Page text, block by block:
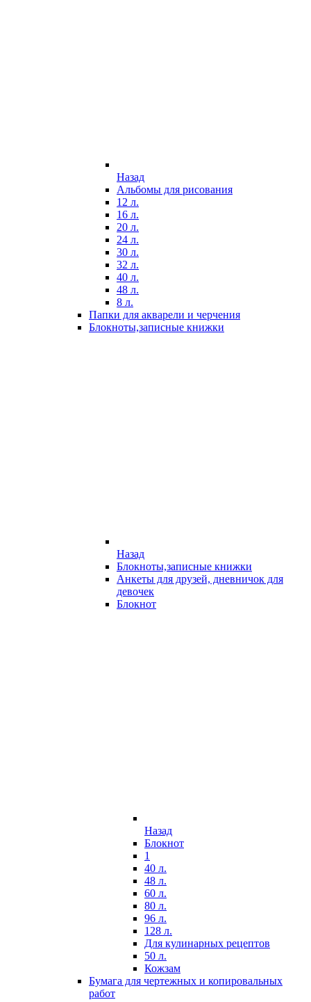
Назад
Альбомы для рисования
12 л.
16 л.
20 л.
24 л.
30 л.
32 л.
40 л.
48 л.
8 л.
Папки для акварели и черчения
Блокноты,записные книжки
Назад
Блокноты,записные книжки
Анкеты для друзей, дневничок для
девочек
Блокнот
Назад
Блокнот
1
40 л.
48 л.
60 л.
80 л.
96 л.
128 л.
Для кулинарных рецептов
50 л.
Кожзам
Бумага для чертежных и копировальных
работ